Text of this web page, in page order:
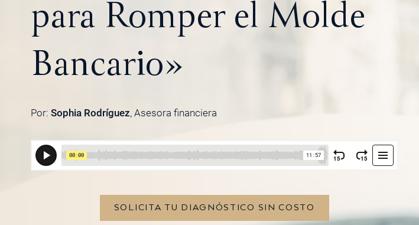
para Romper el Molde
Bancario»
Por: Sophia Rodríguez, Asesora financiera
SOLICITA TU DIAGNÓSTICO SIN COSTO